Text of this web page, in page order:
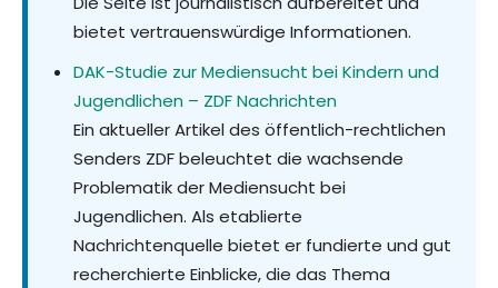
bietet vertrauenswürdige Informationen.
DAK-Studie zur Mediensucht bei Kindern und
Jugendlichen – ZDF Nachrichten
Ein aktueller Artikel des öffentlich-rechtlichen
Senders ZDF beleuchtet die wachsende
Problematik der Mediensucht bei
Jugendlichen. Als etablierte
Nachrichtenquelle bietet er fundierte und gut
recherchierte Einblicke, die das Thema